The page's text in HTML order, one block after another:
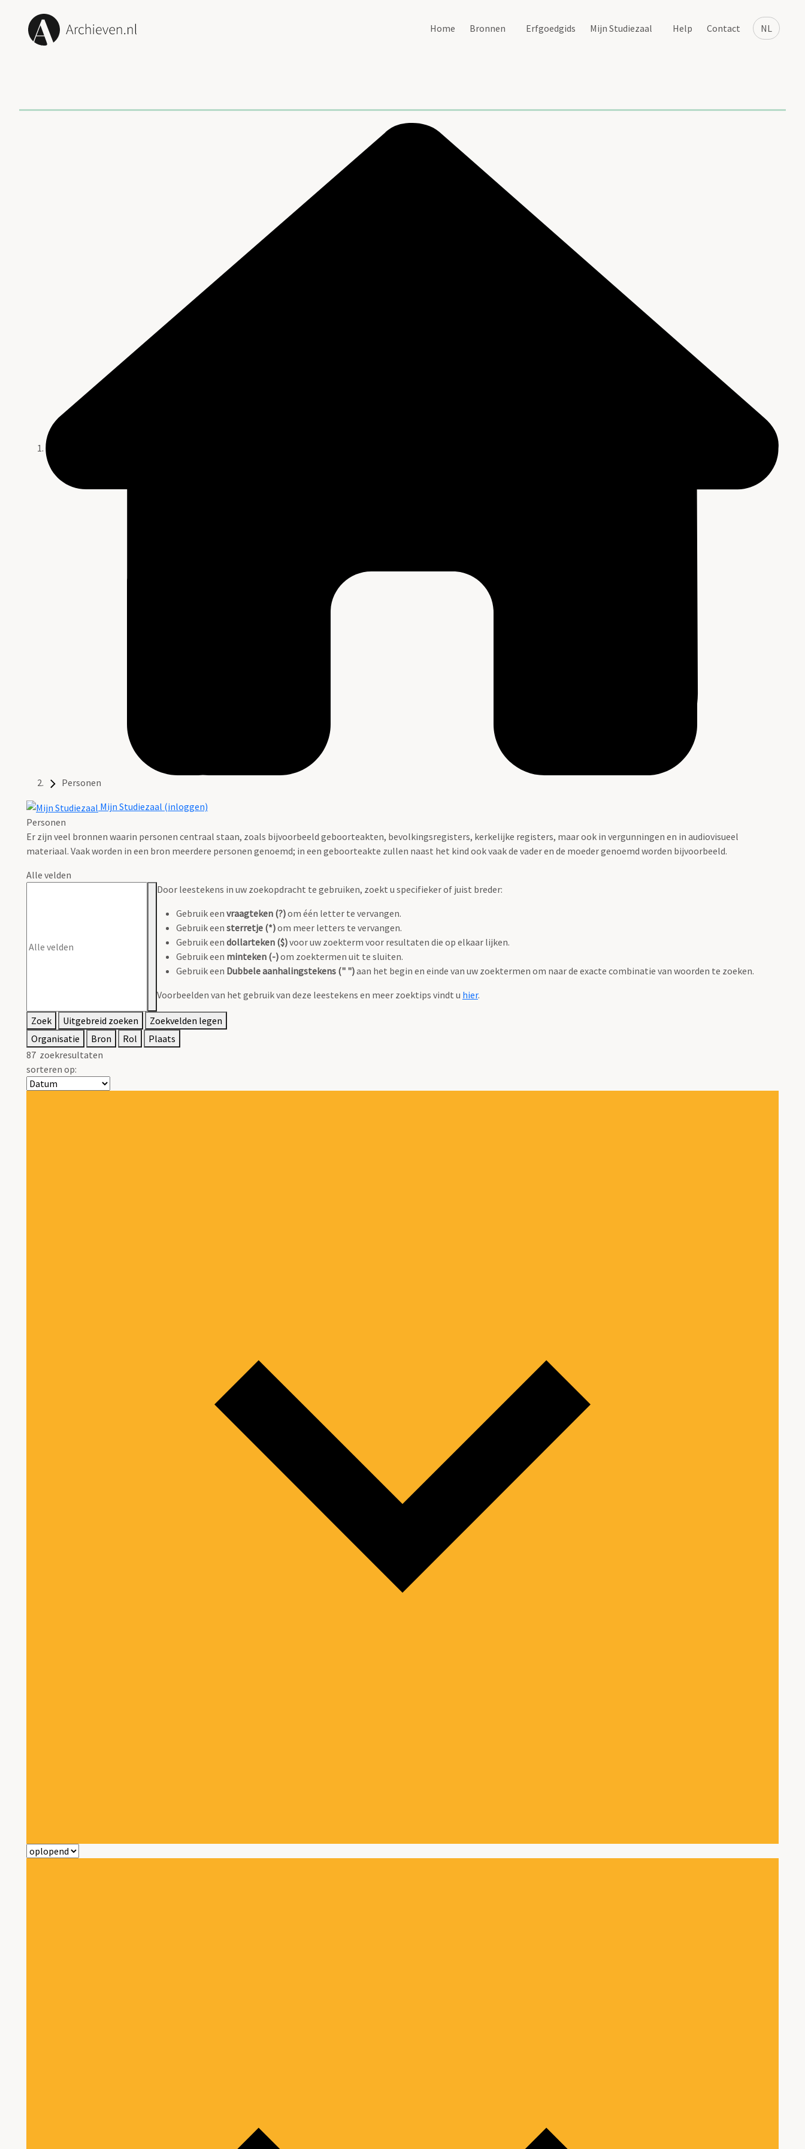
NL
Home Bronnen Erfgoedgids Mijn Studiezaal Help Contact
Personen
Mijn Studiezaal (inloggen)
Personen
Er zijn veel bronnen waarin personen centraal staan, zoals bijvoorbeeld geboorteakten, bevolkingsregisters, kerkelijke registers, maar ook in vergunningen en in audiovisueel
materiaal. Vaak worden in een bron meerdere personen genoemd; in een geboorteakte zullen naast het kind ook vaak de vader en de moeder genoemd worden bijvoorbeeld.
Alle velden
Door leestekens in uw zoekopdracht te gebruiken, zoekt u specifieker of juist breder:
Gebruik een vraagteken (?)om één letter te vervangen.
Gebruik een sterretje (*)om meer letters te vervangen.
Gebruik een dollarteken ($)voor uw zoekterm voor resultaten die op elkaar lijken.
Gebruik een minteken (-)om zoektermen uit te sluiten.
Gebruik een Dubbele aanhalingstekens (" ")aan het begin en einde van uw zoektermen om naar de exacte combinatie van woorden te zoeken.
Voorbeelden van het gebruik van deze leestekens en meer zoektips vindt u hier.
Zoek Uitgebreid zoeken
Zoekvelden legen
Organisatie
Bron Rol
Plaats
87 zoekresultaten
sorteren op: